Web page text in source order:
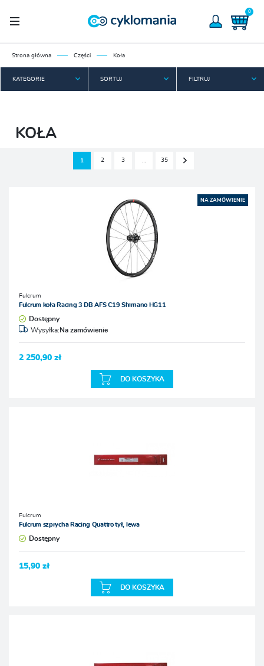
0
Strona główna Części Koła
KATEGORIE SORTUJ FILTRUJ
KOŁA
1 2 3 35
NA ZAMÓWIENIE
Fulcrum
Fulcrum koła Racing 3 DB AFS C19 Shimano HG11
Dostępny
Wysyłka:Na zamówienie
2 250,90 zł
DO KOSZYKA
Fulcrum
Fulcrum szprycha Racing Quattro tył, lewa
Dostępny
15,90 zł
DO KOSZYKA